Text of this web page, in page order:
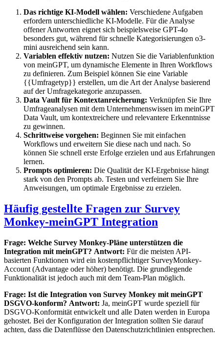
Das richtige KI-Modell wählen: Verschiedene Aufgaben
erfordern unterschiedliche KI-Modelle. Für die Analyse
offener Antworten eignet sich beispielsweise GPT-4o
besonders gut, während für schnelle Kategorisierungen o3-
mini ausreichend sein kann.
Variablen effektiv nutzen: Nutzen Sie die Variablenfunktion
von meinGPT, um dynamische Elemente in Ihren Workflows
zu definieren. Zum Beispiel können Sie eine Variable
{{Umfragetyp}} erstellen, um die Art der Analyse basierend
auf der Umfragekategorie anzupassen.
Data Vault für Kontextanreicherung: Verknüpfen Sie Ihre
Umfrageanalysen mit dem Unternehmenswissen im meinGPT
Data Vault, um kontextreichere und relevantere Erkenntnisse
zu gewinnen.
Schrittweise vorgehen: Beginnen Sie mit einfachen
Workflows und erweitern Sie diese nach und nach. So
können Sie schnell erste Erfolge erzielen und aus Erfahrungen
lernen.
Prompts optimieren: Die Qualität der KI-Ergebnisse hängt
stark von den Prompts ab. Testen und verfeinern Sie Ihre
Anweisungen, um optimale Ergebnisse zu erzielen.
Häufig gestellte Fragen zur Survey
Monkey-meinGPT Integration
Frage: Welche Survey Monkey-Pläne unterstützen die
Integration mit meinGPT? Antwort: Für die meisten API-
basierten Funktionen wird ein kostenpflichtiger SurveyMonkey-
Account (Advantage oder höher) benötigt. Die grundlegende
Funktionalität ist jedoch auch mit dem Team-Plan möglich.
Frage: Ist die Integration von Survey Monkey mit meinGPT
DSGVO-konform? Antwort: Ja, meinGPT wurde speziell für
DSGVO-Konformität entwickelt und alle Daten werden in Europa
gehostet. Bei der Konfiguration der Integration sollten Sie darauf
achten, dass die Datenflüsse den Datenschutzrichtlinien entsprechen.